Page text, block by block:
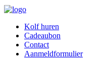
Kolf huren
Cadeaubon
Contact
Aanmeldformulier